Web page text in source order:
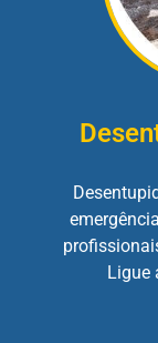
Ligue